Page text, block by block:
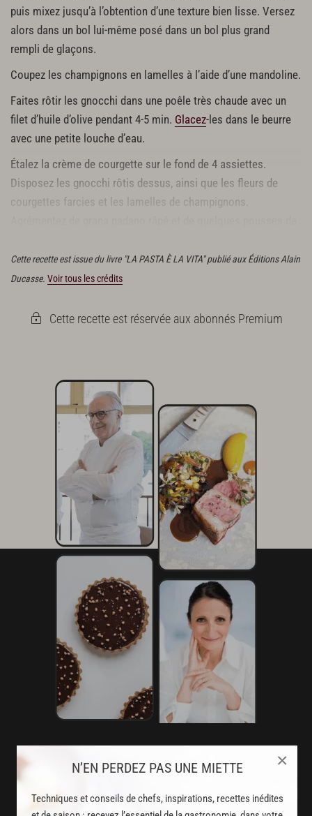
N’EN PERDEZ PAS UNE MIETTE
Techniques et conseils de chefs, inspirations, recettes inédites
×
puis mixez jusqu’à l’obtention d’une texture bien lisse. Versez
alors dans un bol lui-même posé dans un bol plus grand
rempli de glaçons.
Coupez les champignons en lamelles à l’aide d’une mandoline.
Faites rôtir les gnocchi dans une poêle très chaude avec un
filet d’huile d’olive pendant 4-5 min. Glacez-les dans le beurre
avec une petite louche d’eau.
Étalez la crème de courgette sur le fond de 4 assiettes.
Disposez les gnocchi rôtis dessus, ainsi que les fleurs de
courgettes farcies et les lamelles de champignons.
Cette recette est issue du livre "LA PASTA È LA VITA" publié aux Éditions Alain
Ducasse. Voir tous les crédits
Cette recette est réservée aux abonnés Premium
PREMIUM
LA CUISINE DES CHEFS, ENFIN ACCESSIBLE !